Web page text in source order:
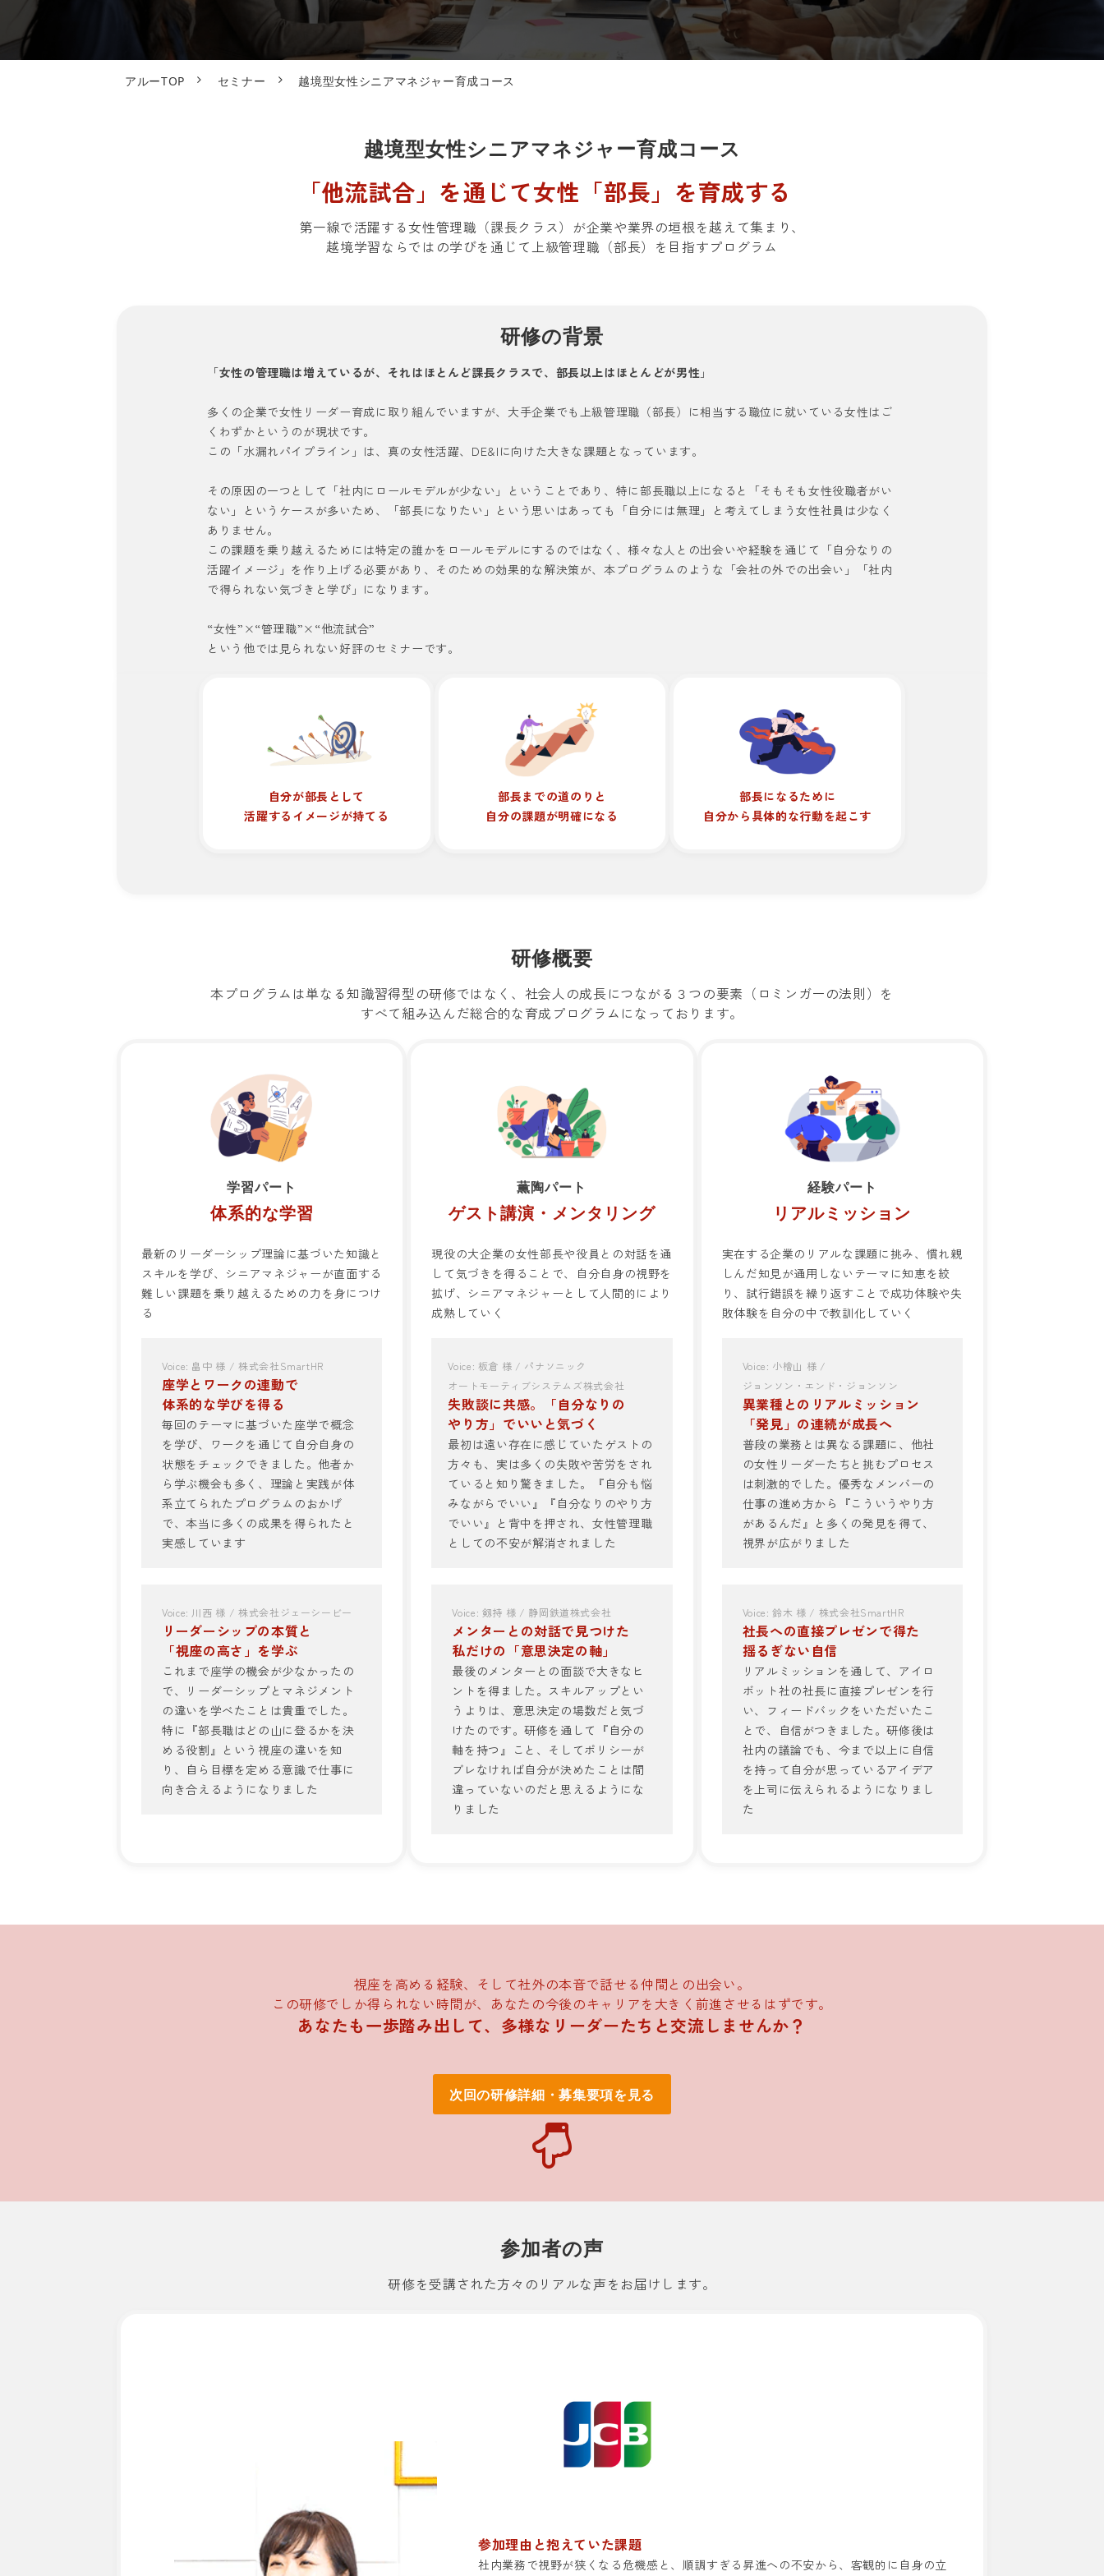
アルーTOP セミナー 越境型女性シニアマネジャー育成コース
越境型女性シニアマネジャー育成コース
「他流試合」を通じて女性「部長」を育成する
第一線で活躍する女性管理職（課長クラス）が企業や業界の垣根を越えて集まり、
越境学習ならではの学びを通じて上級管理職（部長）を目指すプログラム
研修の背景
「女性の管理職は増えているが、それはほとんど課長クラスで、部長以上はほとんどが男性 」
多くの企業で女性リーダー育成に取り組んでいますが、大手企業でも上級管理職（部長）に相当する職位に就いている女性はご
くわずかというのが現状です。
この「水漏れパイプライン」は、真の女性活躍、DE&Iに向けた大きな課題となっています。
その原因の一つとして「社内にロールモデルが少ない」ということであり、特に部長職以上になると「そもそも女性役職者がい
ない」というケースが多いため、「部長になりたい」という思いはあっても「自分には無理」と考えてしまう女性社員は少なく
ありません。
この課題を乗り越えるためには特定の誰かをロールモデルにするのではなく、様々な人との出会いや経験を通じて「自分なりの
活躍イメージ」を作り上げる必要があり、そのための効果的な解決策が、本プログラムのような「会社の外での出会い」「社内
で得られない気づきと学び」になります。
“女性”×“管理職”×“他流試合”
という他では見られない好評のセミナーです。
自分が部長として
活躍するイメージが持てる
部長までの道のりと
自分の課題が明確になる
部長になるために
自分から具体的な行動を起こす
研修概要
本プログラムは単なる知識習得型の研修ではなく、社会人の成長につながる３つの要素（ロミンガーの法則）を
すべて組み込んだ総合的な育成プログラムになっております。
学習パート
体系的な学習
最新のリーダーシップ理論に基づいた知識と
スキルを学び、シニアマネジャーが直面する
難しい課題を乗り越えるための力を身につけ
る
Voice: 畠中 様 / 株式会社SmartHR
座学とワークの連動で
体系的な学びを得る
毎回のテーマに基づいた座学で概念
を学び、ワークを通じて自分自身の
状態をチェックできました。他者か
ら学ぶ機会も多く、理論と実践が体
系立てられたプログラムのおかげ
で、本当に多くの成果を得られたと
実感しています
Voice: 川西 様 / 株式会社ジェーシービー
リーダーシップの本質と
「視座の高さ」を学ぶ
これまで座学の機会が少なかったの
で、リーダーシップとマネジメント
の違いを学べたことは貴重でした。
特に『部長職はどの山に登るかを決
める役割』という視座の違いを知
り、自ら目標を定める意識で仕事に
向き合えるようになりました
薫陶パート
ゲスト講演・メンタリング
現役の大企業の女性部長や役員との対話を通
して気づきを得ることで、自分自身の視野を
拡げ、シニアマネジャーとして人間的により
成熟していく
Voice: 板倉 様 / パナソニック
オートモーティブシステムズ株式会社
失敗談に共感。「自分なりの
やり方」でいいと気づく
最初は遠い存在に感じていたゲストの
方々も、実は多くの失敗や苦労をされ
ていると知り驚きました。『自分も悩
みながらでいい』『自分なりのやり方
でいい』と背中を押され、女性管理職
としての不安が解消されました
Voice: 剱持 様 / 静岡鉄道株式会社
メンターとの対話で見つけた
私だけの「意思決定の軸」
最後のメンターとの面談で大きなヒ
ントを得ました。スキルアップとい
うよりは、意思決定の場数だと気づ
けたのです。研修を通して『自分の
軸を持つ』こと、そしてポリシーが
ブレなければ自分が決めたことは間
違っていないのだと思えるようにな
りました
経験パート
リアルミッション
実在する企業のリアルな課題に挑み、慣れ親
しんだ知見が通用しないテーマに知恵を絞
り、試行錯誤を繰り返すことで成功体験や失
敗体験を自分の中で教訓化していく
Voice: 小檜山 様 /
ジョンソン・エンド・ジョンソン
異業種とのリアルミッション
「発見」の連続が成長へ
普段の業務とは異なる課題に、他社
の女性リーダーたちと挑むプロセス
は刺激的でした。優秀なメンバーの
仕事の進め方から『こういうやり方
があるんだ』と多くの発見を得て、
視界が広がりました
Voice: 鈴木 様 / 株式会社SmartHR
社長への直接プレゼンで得た
揺るぎない自信
リアルミッションを通して、アイロ
ボット社の社長に直接プレゼンを行
い、フィードバックをいただいたこ
とで、自信がつきました。研修後は
社内の議論でも、今まで以上に自信
を持って自分が思っているアイデア
を上司に伝えられるようになりまし
た
視座を高める経験、そして社外の本音で話せる仲間との出会い。
この研修でしか得られない時間が、あなたの今後のキャリアを大きく前進させるはずです。
あなたも一歩踏み出して、多様なリーダーたちと交流しませんか？
次回の研修詳細・募集要項を見る
参加者の声
研修を受講された方々のリアルな声をお届けします。
参加理由と抱えていた課題
社内業務で視野が狭くなる危機感と、順調すぎる昇進への不安から、客観的に自身の立